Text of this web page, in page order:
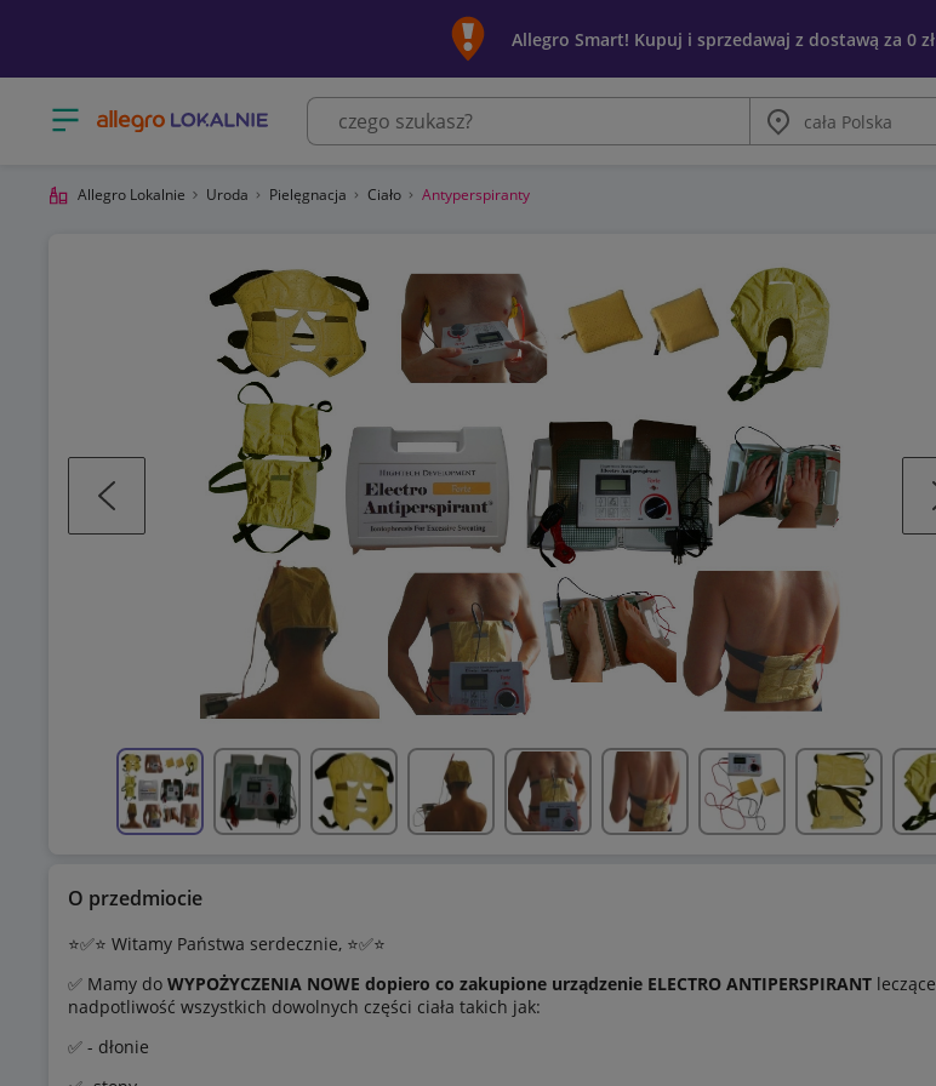
Allegro Smart! Kupuj i sprzedawaj z dostawą za 0 zł
Otwórz menu z kategoriami
Miasto
O przedmiocie
⭐️✅⭐️ Witamy Państwa serdecznie, ⭐️✅⭐️
✅ Mamy do WYPOŻYCZENIA NOWE dopiero co zakupione urządzenie ELECTRO ANTIPERSPIRANT leczące
nadpotliwość wszystkich dowolnych części ciała takich jak:
✅ - dłonie
Allegro Lokalnie Uroda Pielęgnacja Ciało Antyperspiranty